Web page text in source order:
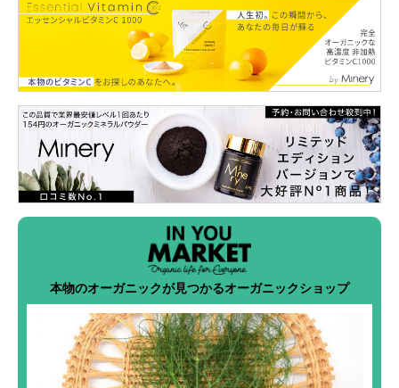
本物のオーガニックが見つかるオーガニックショップ